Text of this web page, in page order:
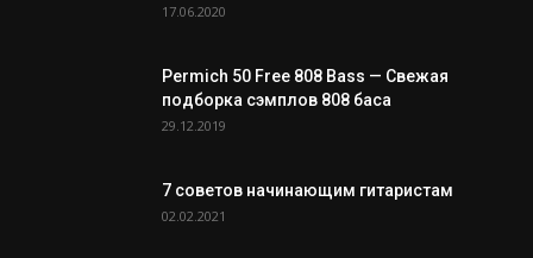
17.06.2020
Permich 50 Free 808 Bass — Свежая
подборка сэмплов 808 баса
29.12.2019
7 советов начинающим гитаристам
02.02.2021